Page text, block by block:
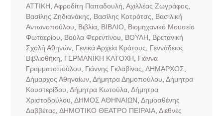
ΑΤΤΙΚΗ Αφροδίτη Παπαδουλή Αχιλλέας Ζωγράφος
Βασίλης Ζηδιανάκης
Βασίλης Κοτρότσς
Βασιλική
Αντωνοπούλου
Βιβλία, ΒΙΒΛΙΟ
Βιομηχανικό Μουσείο
Φωταερίου
Βούλα Φερεντίνου ΒΟΥΛΗ
Βρετανική
Σχολή Αθηνών, Γενικά Αρχεία Κράτους
Γεννάδειος
Βιβλιοθήκη
ΓΕΡΜΑΝΙΚΗ ΚΑΤΟΧΗ
Γιάννα
Γραμματοπούλου
Γιάννης Γκλαβίνας ΔΗΜΑΡΧΟΣ
Δήμαρχος Αθηναίων, Δήμητρα Δημοπούλου Δήμητρα
Κουστερίδου Δήμητρα Κωτούλα, Δήμητρα
Χριστοδούλου ΔΗΜΟΣ ΑΘΗΝΑΙΩΝ Δημοσθένης
Δαββέτας ΔΗΜΟΤΙΚΟ ΘΕΑΤΡΟ ΠΕΙΡΑΙΑ, Διεθνές